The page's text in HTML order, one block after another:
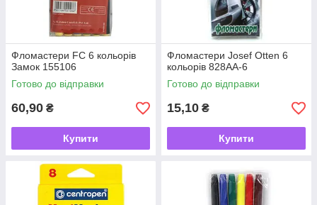
Фломастери FC 6 кольорів
Замок 155106
Готово до відправки
60,90 ₴
Купити
Фломастери Josef Otten 6
кольорів 828АА-6
Готово до відправки
15,10 ₴
Купити